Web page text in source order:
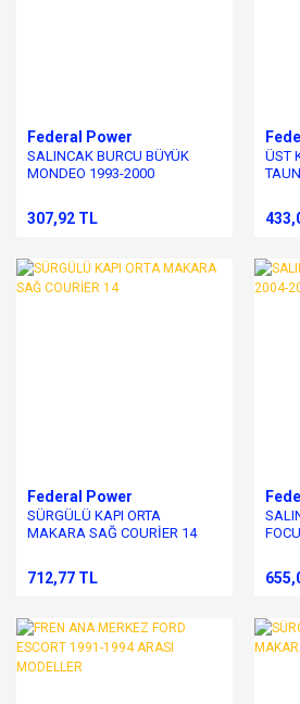
Federal Power
SALINCAK BURCU BÜYÜK
MONDEO 1993-2000
307,92 TL
ÜST
Federal Power
SÜRGÜLÜ KAPI ORTA
MAKARA SAĞ COURİER 14
712,77 TL